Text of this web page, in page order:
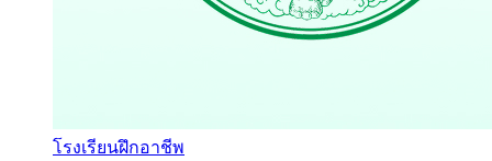
โรงเรียนฝึกอาชีพ